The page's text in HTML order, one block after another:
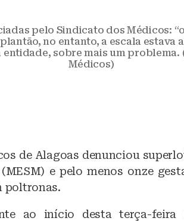
pelo Sindicato dos Médicos:
no entanto, a escala estava
sobre mais um
Médicos)
de Alagoas denunciou
e pelo menos onze
poltronas.
ao início desta terça-